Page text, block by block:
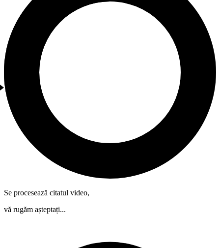
Se procesează citatul video,
vă rugăm așteptați...